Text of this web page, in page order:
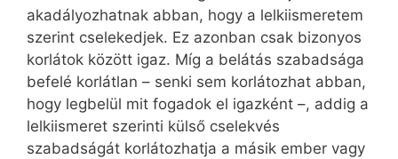
akadályozhatnak abban, hogy a lelkiismeretem
szerint cselekedjek. Ez azonban csak bizonyos
korlátok között igaz. Míg a belátás szabadsága
befelé korlátlan – senki sem korlátozhat abban,
hogy legbelül mit fogadok el igazként –, addig a
lelkiismeret szerinti külső cselekvés
szabadságát korlátozhatja a másik ember vagy